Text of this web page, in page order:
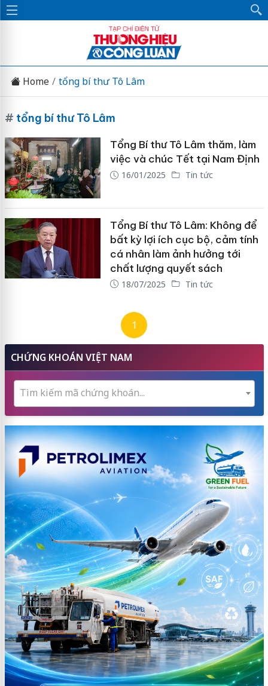
Home tổng bí thư Tô Lâm
# tổng bí thư Tô Lâm
Tổng Bí thư Tô Lâm thăm, làm
việc và chúc Tết tại Nam Định
16/01/2025 Tin tức
Tổng Bí thư Tô Lâm: Không để
bất kỳ lợi ích cục bộ, cảm tính
cá nhân làm ảnh hưởng tới
chất lượng quyết sách
18/07/2025 Tin tức
1
CHỨNG KHOÁN VIỆT NAM
Tìm kiếm mã chứng khoán...